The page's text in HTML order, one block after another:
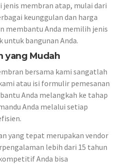
jenis membran atap, mulai dari
keunggulan dan harga
membantu Anda memilih jenis
untuk bangunan Anda.
yang Mudah
bersama kami sangatlah
atau isi formulir pemesanan
Anda melangkah ke tahap
Anda melalui setiap
yang tepat merupakan vendor
lebih dari 15 tahun
Anda bisa